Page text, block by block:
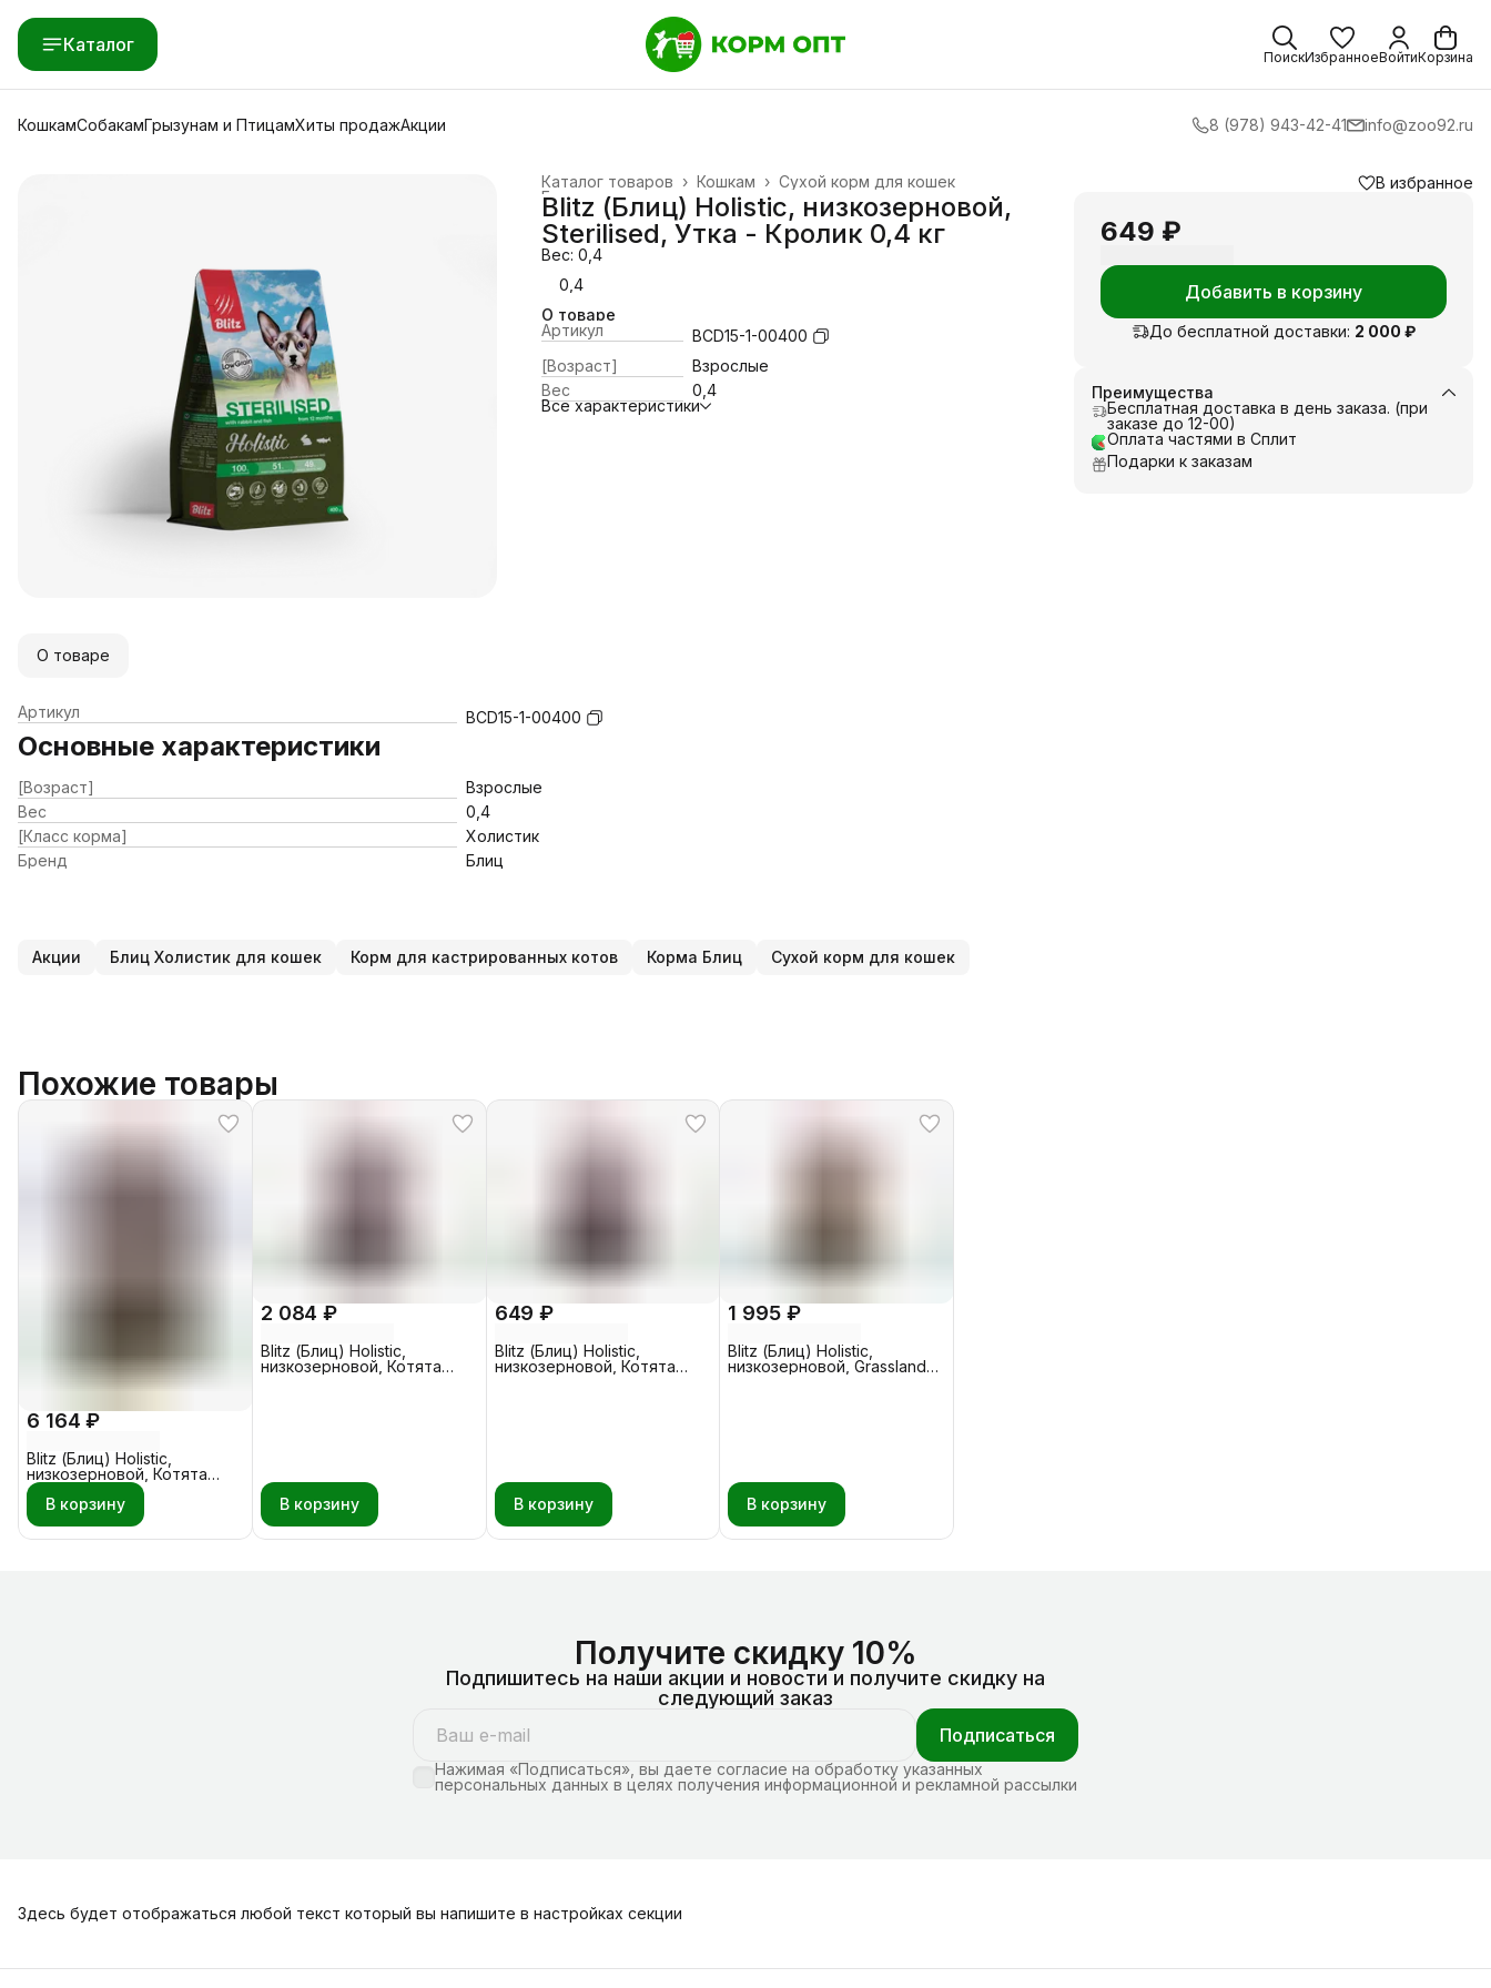
Каталог
ПоискИзбранноеВойтиКорзина
КошкамСобакамГрызунам и ПтицамХиты продажАкции 8 (978) 943-42-41 info@zoo92.ru
Сухой корм для кошек
Кошкам ›
Каталог товаров ›
Главная
›
Blitz (Блиц) Holistic, низкозерновой,
Sterilised, Утка - Кролик 0,4 кг
Вес: 0,4
0,4
О товаре
Артикул
BCD15-1-00400
[Возраст]
Взрослые
Вес
0,4
Все характеристики
В избранное
649 ₽
Добавить в корзину
До бесплатной доставки: 2 000 ₽
Преимущества
Бесплатная доставка в день заказа. (при
заказе до 12-00)
Оплата частями в Сплит
Подарки к заказам
О товаре
Артикул BCD15-1-00400
Основные характеристики
[Возраст]
Взрослые
Вес
0,4
[Класс корма]
Холистик
Бренд
Блиц
Акции Блиц Холистик для кошек Корм для кастрированных котов Корма Блиц Сухой корм для кошек
Похожие товары
6 164 ₽
Blitz (Блиц) Holistic,
низкозерновой, Котята
Индейка - Рыба 5 кг
В корзину
2 084 ₽
Blitz (Блиц) Holistic,
низкозерновой, Котята
В корзину
649 ₽
Blitz (Блиц) Holistic,
низкозерновой, Котята
В корзину
1 995 ₽
Blitz (Блиц) Holistic,
низкозерновой, Grasslands,
В корзину
Получите скидку 10%
Подпишитесь на наши акции и новости и получите скидку на
следующий заказ
Подписаться
Нажимая «Подписаться», вы даете согласие на обработку указанных
персональных данных в целях получения информационной и рекламной рассылки
Здесь будет отображаться любой текст который вы напишите в настройках секции